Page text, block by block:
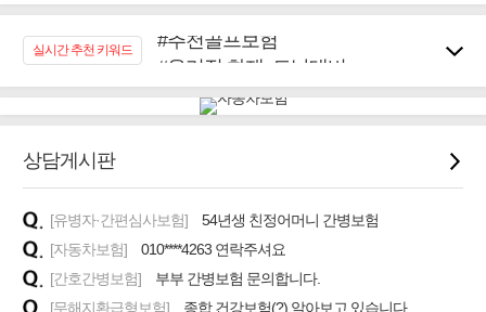
실시간 추천 키워드
#추천골프보험
#우리집 화재, 도난대비
#노후대비 연금재테크!
#임플란트, 치아치료보장
#무해지 건강보험
#바뀌기전에 4세대 가입
상담게시판
[유병자·간편심사보험]
54년생 친정어머니 간병보험
[자동차보험]
010****4263 연락주셔요
[간호간병보험]
부부 간병보험 문의합니다.
[무해지환급형보험]
종합 건강보험(?) 알아보고 있습니다